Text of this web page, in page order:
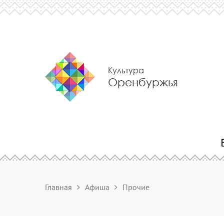
Культура
Оренбуржья
Главная Афиша Прочие